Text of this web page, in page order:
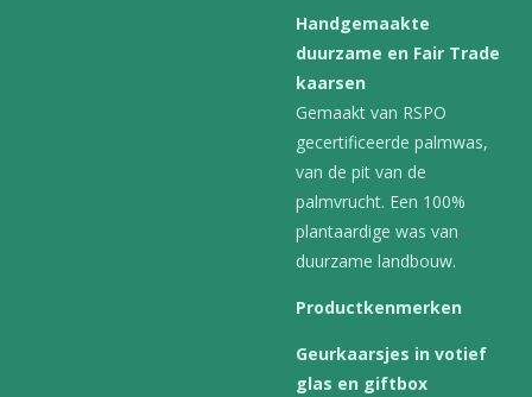
Handgemaakte
duurzame en Fair Trade
kaarsen
Gemaakt van RSPO
gecertificeerde palmwas,
van de pit van de
palmvrucht. Een 100%
plantaardige was van
duurzame landbouw.
Productkenmerken
Geurkaarsjes in votief
glas en giftbox